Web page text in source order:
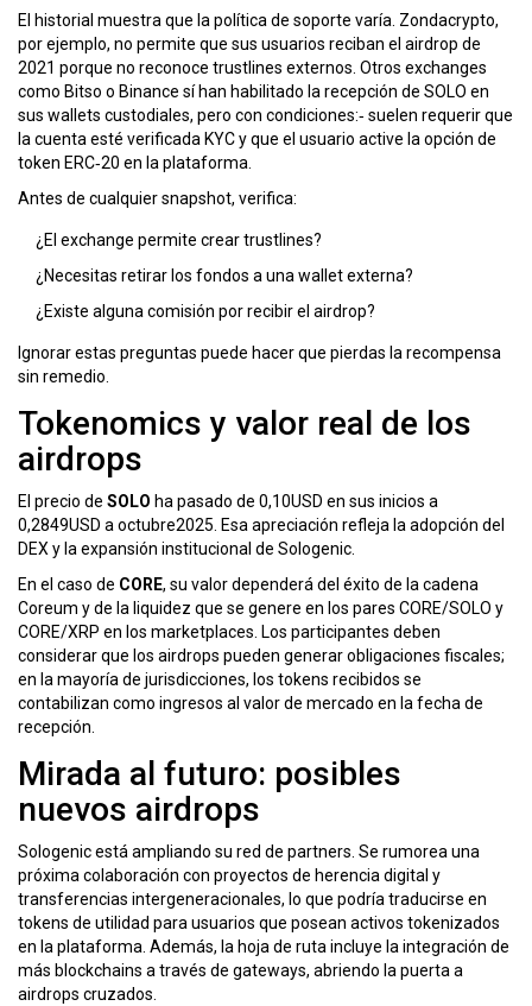
El historial muestra que la política de soporte varía. Zondacrypto,
por ejemplo, no permite que sus usuarios reciban el airdrop de
2021 porque no reconoce trustlines externos. Otros exchanges
como Bitso o Binance sí han habilitado la recepción de SOLO en
sus wallets custodiales, pero con condiciones:‑ suelen requerir que
la cuenta esté verificada KYC y que el usuario active la opción de
token ERC‑20 en la plataforma.
Antes de cualquier snapshot, verifica:
¿El exchange permite crear trustlines?
¿Necesitas retirar los fondos a una wallet externa?
¿Existe alguna comisión por recibir el airdrop?
Ignorar estas preguntas puede hacer que pierdas la recompensa
sin remedio.
Tokenomics y valor real de los
airdrops
El precio de SOLO ha pasado de 0,10USD en sus inicios a
0,2849USD a octubre2025. Esa apreciación refleja la adopción del
DEX y la expansión institucional de Sologenic.
En el caso de CORE, su valor dependerá del éxito de la cadena
Coreum y de la liquidez que se genere en los pares CORE/SOLO y
CORE/XRP en los marketplaces. Los participantes deben
considerar que los airdrops pueden generar obligaciones fiscales;
en la mayoría de jurisdicciones, los tokens recibidos se
contabilizan como ingresos al valor de mercado en la fecha de
recepción.
Mirada al futuro: posibles
nuevos airdrops
Sologenic está ampliando su red de partners. Se rumorea una
próxima colaboración con proyectos de herencia digital y
transferencias intergeneracionales, lo que podría traducirse en
tokens de utilidad para usuarios que posean activos tokenizados
en la plataforma. Además, la hoja de ruta incluye la integración de
más blockchains a través de gateways, abriendo la puerta a
airdrops cruzados.